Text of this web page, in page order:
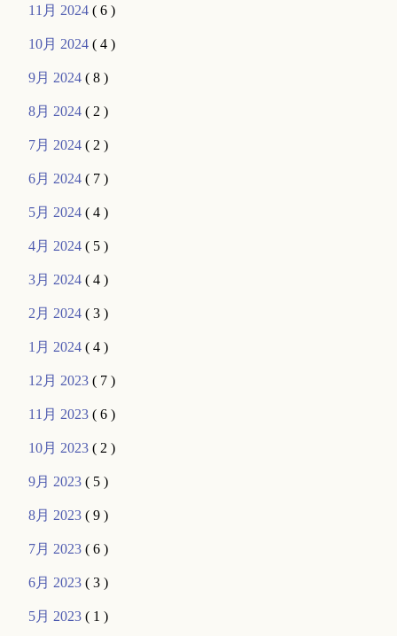
11月 2024( 6 )
10月 2024( 4 )
9月 2024( 8 )
8月 2024( 2 )
7月 2024( 2 )
6月 2024( 7 )
5月 2024( 4 )
4月 2024( 5 )
3月 2024( 4 )
2月 2024( 3 )
1月 2024( 4 )
12月 2023( 7 )
11月 2023( 6 )
10月 2023( 2 )
9月 2023( 5 )
8月 2023( 9 )
7月 2023( 6 )
6月 2023( 3 )
5月 2023( 1 )